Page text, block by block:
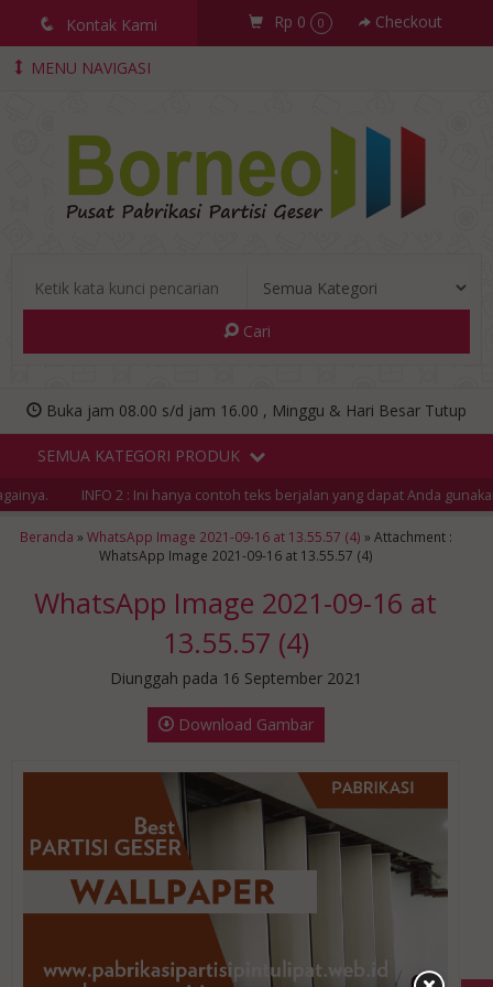
q Kontak Kami Rp 0 0 Checkout
MENU NAVIGASI
Cari
Buka jam 08.00 s/d jam 16.00 , Minggu & Hari Besar Tutup
SEMUA KATEGORI PRODUK
INFO 2 : Ini hanya contoh teks berjalan yang dapat Anda
Beranda »WhatsApp Image 2021-09-16 at 13.55.57 (4) » Attachment :
WhatsApp Image 2021-09-16 at 13.55.57 (4)
WhatsApp Image 2021-09-16 at
13.55.57 (4)
Diunggah pada 16 September 2021
Download Gambar